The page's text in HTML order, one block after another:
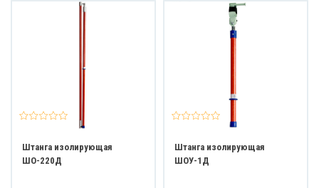
Штанга изолирующая
ШО-220Д
Штанга изолирующая
ШОУ-1Д